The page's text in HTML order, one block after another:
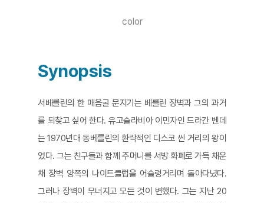
color
Synopsis
서베를린의 한 매음굴 문지기는 베를린 장벽과 그의 과거
를 되찾고 싶어 한다. 유고슬라비아 이민자인 드라간 벤데
는 1970년대 동베를린의 환락적인 디스코 씬 거리의 왕이
었다. 그는 친구들과 함께 주머니를 서방 화폐로 가득 채운
채 장벽 양쪽의 나이트클럽을 어슬렁거리며 돌아다녔다.
그러나 장벽이 무너지고 모든 것이 변했다. 그는 지난 20